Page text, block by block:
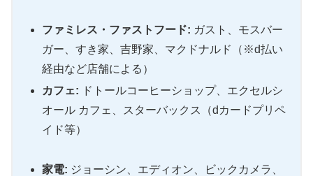
ファミレス・ファストフード: ガスト、モスバー
ガー、すき家、吉野家、マクドナルド（※d払い
経由など店舗による）
カフェ: ドトールコーヒーショップ、エクセルシ
オール カフェ、スターバックス（dカードプリペ
イド等）
家電: ジョーシン、エディオン、ビックカメラ、